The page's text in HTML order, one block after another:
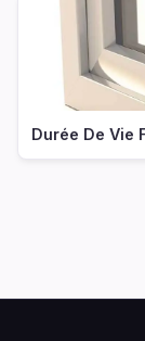
Durée De Vie